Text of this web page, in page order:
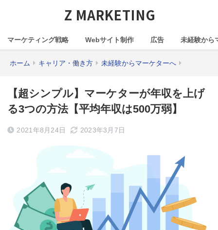
Z MARKETING
マーケティング戦略 Webサイト制作 広告 未経験から
ホーム キャリア・働き方 未経験からマーケターへ
【超シンプル】マーケターが年収を上げ
る3つの方法【平均年収は500万弱】
2021年8月24日 2023年3月7日